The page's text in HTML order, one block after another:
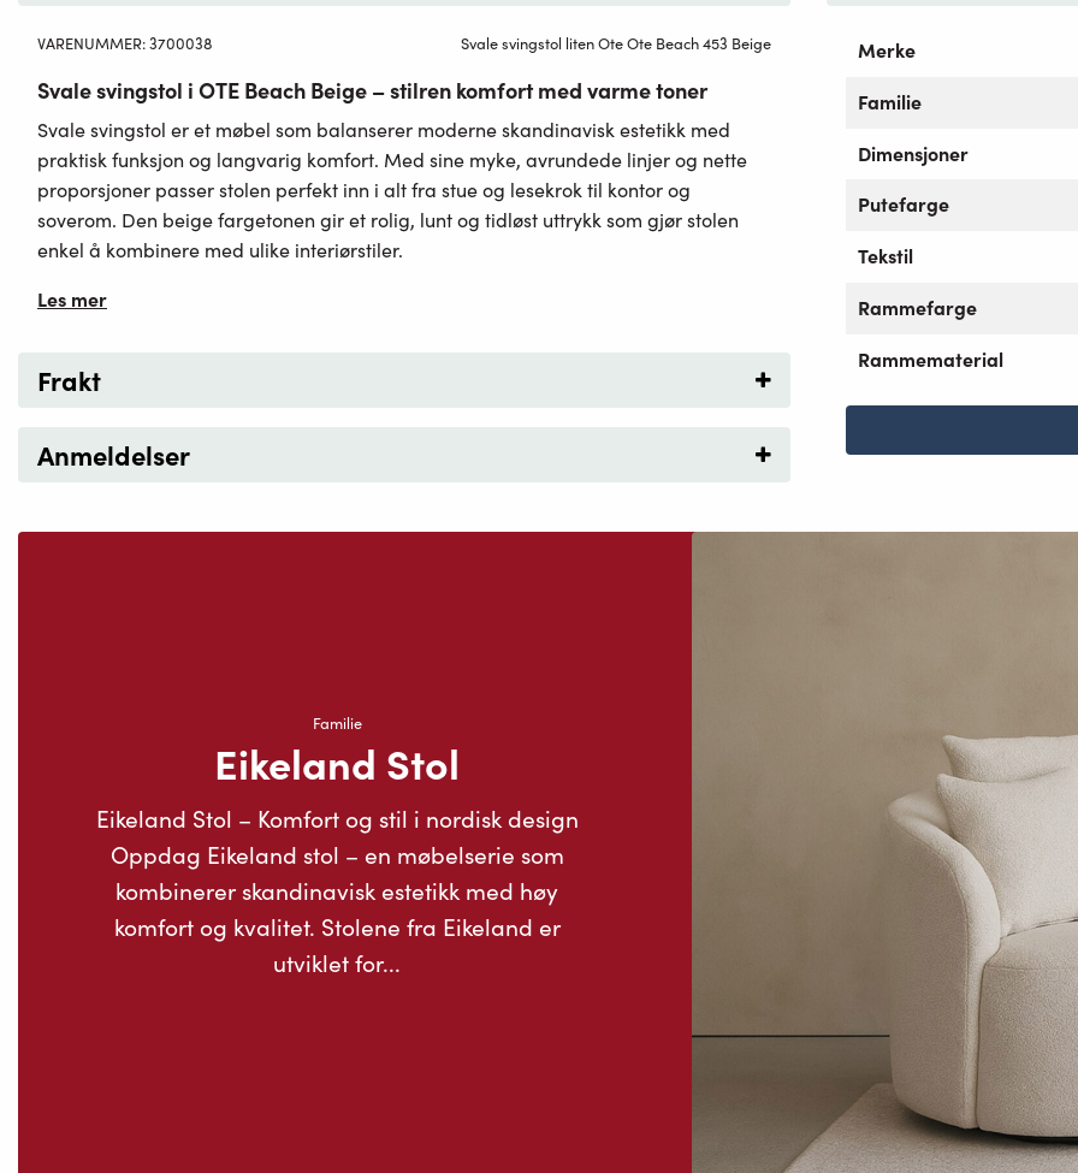
VARENUMMER:3700038 Svale svingstol liten Ote Ote Beach 453 Beige
Svale svingstol i OTE Beach Beige – stilren komfort med varme toner
Svale svingstol er et møbel som balanserer moderne skandinavisk estetikk med
praktisk funksjon og langvarig komfort. Med sine myke, avrundede linjer og nette
proporsjoner passer stolen perfekt inn i alt fra stue og lesekrok til kontor og
soverom. Den beige fargetonen gir et rolig, lunt og tidløst uttrykk som gjør stolen
enkel å kombinere med ulike interiørstiler.
Les mer
Frakt
Anmeldelser
Merke
Familie
Dimensjoner
Putefarge
Tekstil
Rammefarge
Rammematerial
Familie
Eikeland Stol
Eikeland Stol – Komfort og stil i nordisk design
Oppdag Eikeland stol – en møbelserie som
kombinerer skandinavisk estetikk med høy
komfort og kvalitet. Stolene fra Eikeland er
utviklet for...